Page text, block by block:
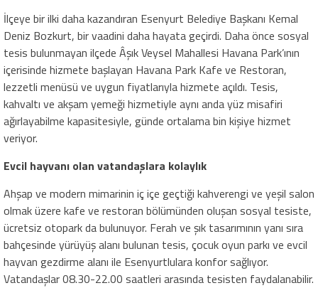
İlçeye bir ilki daha kazandıran Esenyurt Belediye Başkanı Kemal
Deniz Bozkurt, bir vaadini daha hayata geçirdi. Daha önce sosyal
tesis bulunmayan ilçede Âşık Veysel Mahallesi Havana Park’ının
içerisinde hizmete başlayan Havana Park Kafe ve Restoran,
lezzetli menüsü ve uygun fiyatlarıyla hizmete açıldı. Tesis,
kahvaltı ve akşam yemeği hizmetiyle aynı anda yüz misafiri
ağırlayabilme kapasitesiyle, günde ortalama bin kişiye hizmet
veriyor.
Evcil hayvanı olan vatandaşlara kolaylık
Ahşap ve modern mimarinin iç içe geçtiği kahverengi ve yeşil salon
olmak üzere kafe ve restoran bölümünden oluşan sosyal tesiste,
ücretsiz otopark da bulunuyor. Ferah ve şık tasarımının yanı sıra
bahçesinde yürüyüş alanı bulunan tesis, çocuk oyun parkı ve evcil
hayvan gezdirme alanı ile Esenyurtlulara konfor sağlıyor.
Vatandaşlar 08.30-22.00 saatleri arasında tesisten faydalanabilir.